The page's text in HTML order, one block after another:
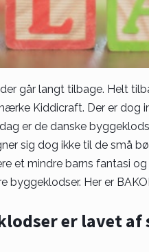
går langt tilbage. Helt
Kiddicraft. Der er dog
er de danske
sig dog ikke til de små
et mindre barns fantasi
byggeklodser. Her er
er lavet